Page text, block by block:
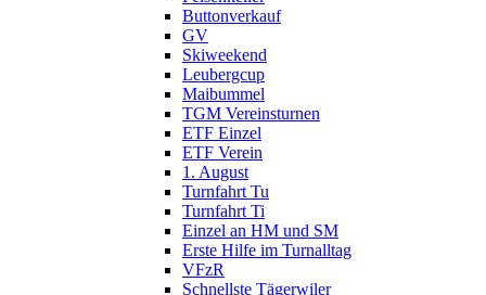
Buttonverkauf
GV
Skiweekend
Leubergcup
Maibummel
TGM Vereinsturnen
ETF Einzel
ETF Verein
1. August
Turnfahrt Tu
Turnfahrt Ti
Einzel an HM und SM
Erste Hilfe im Turnalltag
VFzR
Schnellste Tägerwiler